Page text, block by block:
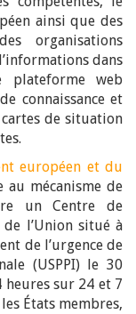
ainsi que des
organisations
dans
plateforme web
connaissance et
de situation
européen et du
au mécanisme de
un Centre de
l’Union situé à
de l’urgence de
(USPPI) le 30
heures sur 24 et 7
États membres,